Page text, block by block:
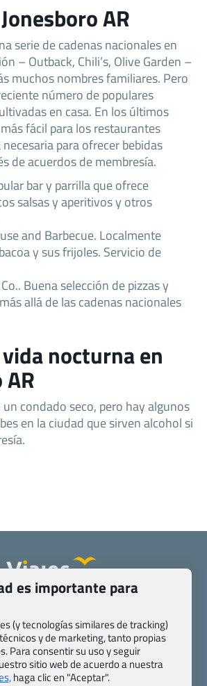
AR
serie de cadenas nacionales en
– Outback, Chili’s, Olive Garden –
muchos nombres familiares. Pero
número de populares
en casa. En los últimos
fácil para los restaurantes
para ofrecer bebidas
de acuerdos de membresía.
bar y parrilla que ofrece
salsas y aperitivos y otros
and Barbecue. Localmente
y sus frijoles. Servicio de
Buena selección de pizzas y
allá de las cadenas nacionales
nocturna en
un condado seco, pero hay algunos
en la ciudad que sirven alcohol si
Salud y otras disposiciones específicas
Registro de agencias
Condiciones generales
y cookies
Transparencia
es importante para
(y tecnologías similares de tracking)
y de marketing, tanto propias
Para consentir su uso y seguir
sitio web de acuerdo a nuestra
haga clic en "Aceptar".